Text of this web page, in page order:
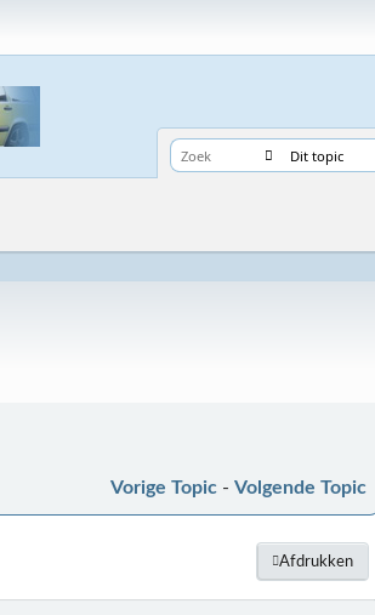
Vorige Topic- Volgende Topic
Afdrukken